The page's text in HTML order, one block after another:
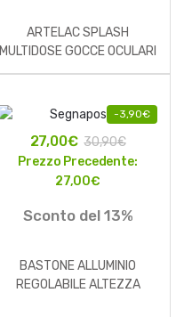
ARTELAC SPLASH
MULTIDOSE GOCCE OCULARI
FLACONE 10 ML
-3,90€
27,00€ 30,90€
Prezzo Precedente:
27,00€
Sconto del 13%
BASTONE ALLUMINIO
REGOLABILE ALTEZZA